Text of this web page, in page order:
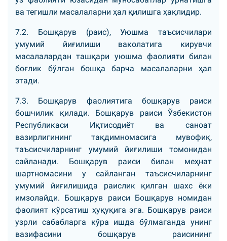
ва тегишли масалаларни ҳал қилишга ҳақлидир.
7.2. Бошқарув (раис), Уюшма таъсисчилари
умумий йиғилиши ваколатига кирувчи
масалалардан ташқари уюшма фаолияти билан
боғлик бўлган бошқа барча масалаларни ҳал
этади.
7.3. Бошқарув фаолиятига бошқарув раиси
бошчилик қилади. Бошқарув раиси Ўзбекистон
Республикаси Иқтисодиёт ва саноат
вазирлигининг тақдимномасига мувофиқ,
таъсисчиларнинг умумий йиғилиши томонидан
сайланади. Бошқарув раиси билан меҳнат
шартномасини у сайланган таъсисчиларнинг
умумий йиғилишида раислик қилган шахс ёки
имзолайди. Бошқарув раиси Бошқарув номидан
фаолият кўрсатиш ҳуқуқига эга. Бошқарув раиси
узрли сабабларга кўра ишда бўлмаганда унинг
вазифасини бошқарув раисининг